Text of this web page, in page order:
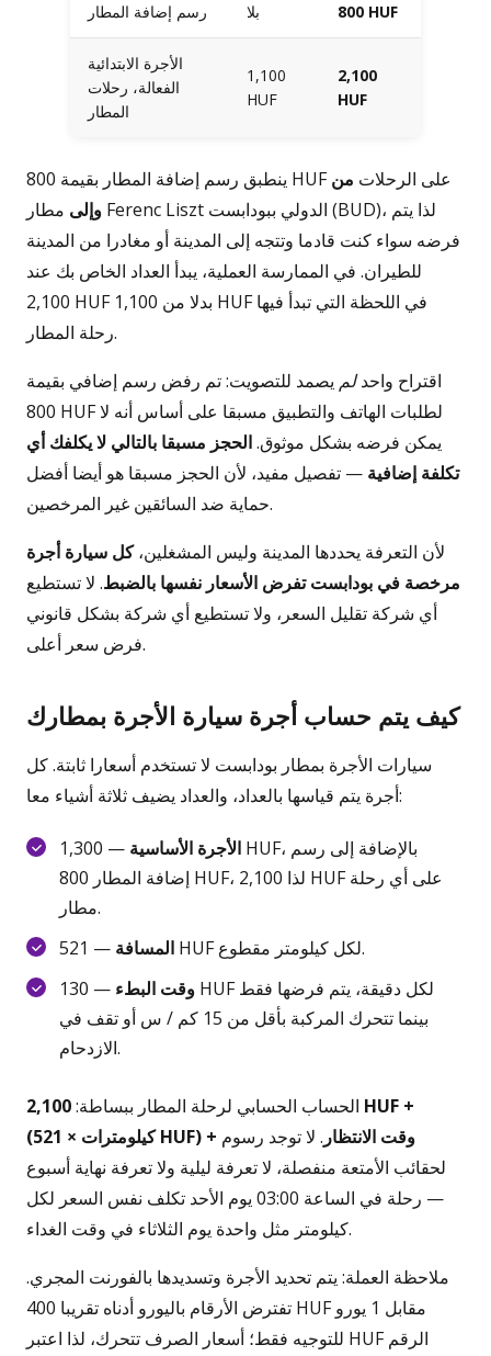
رسم إضافة المطار بلا 800 HUF
الأجرة الابتدائية
الفعالة، رحلات
المطار
1,100
HUF
2,100
HUF
ينطبق رسم إضافة المطار بقيمة 800 HUF على الرحلات من
وإلى مطار Ferenc Liszt الدولي ببودابست (BUD)، لذا يتم
فرضه سواء كنت قادما وتتجه إلى المدينة أو مغادرا من المدينة
للطيران. في الممارسة العملية، يبدأ العداد الخاص بك عند
2,100 HUF بدلا من 1,100 HUF في اللحظة التي تبدأ فيها
رحلة المطار.
اقتراح واحدلم يصمد للتصويت: تم رفض رسم إضافي بقيمة
800 HUF لطلبات الهاتف والتطبيق مسبقا على أساس أنه لا
يمكن فرضه بشكل موثوق.الحجز مسبقا بالتالي لا يكلفك أي
تكلفة إضافية — تفصيل مفيد، لأن الحجز مسبقا هو أيضا أفضل
حماية ضد السائقين غير المرخصين.
لأن التعرفة يحددها المدينة وليس المشغلين،كل سيارة أجرة
مرخصة في بودابست تفرض الأسعار نفسها بالضبط. لا تستطيع
أي شركة تقليل السعر، ولا تستطيع أي شركة بشكل قانوني
فرض سعر أعلى.
كيف يتم حساب أجرة سيارة الأجرة بمطارك
سيارات الأجرة بمطار بودابست لا تستخدم أسعارا ثابتة. كل
أجرة يتم قياسها بالعداد، والعداد يضيف ثلاثة أشياء معا:
الأجرة الأساسية
— 1,300 HUF، بالإضافة إلى رسم
إضافة المطار 800 HUF، لذا 2,100 HUF على أي رحلة
مطار.
المسافة
— 521 HUF لكل كيلومتر مقطوع.
وقت البطء
— 130 HUF لكل دقيقة، يتم فرضها فقط
بينما تتحرك المركبة بأقل من 15 كم / س أو تقف في
الازدحام.
الحساب الحسابي لرحلة المطار ببساطة:2,100 HUF +
(كيلومترات × 521 HUF) + وقت الانتظار . لا توجد رسوم
لحقائب الأمتعة منفصلة، لا تعرفة ليلية ولا تعرفة نهاية أسبوع
— رحلة في الساعة 03:00 يوم الأحد تكلف نفس السعر لكل
كيلومتر مثل واحدة يوم الثلاثاء في وقت الغداء.
ملاحظة العملة: يتم تحديد الأجرة وتسديدها بالفورنت المجري.
تفترض الأرقام باليورو أدناه تقريبا 400 HUF مقابل 1 يورو
للتوجيه فقط؛ أسعار الصرف تتحرك، لذا اعتبر HUF الرقم